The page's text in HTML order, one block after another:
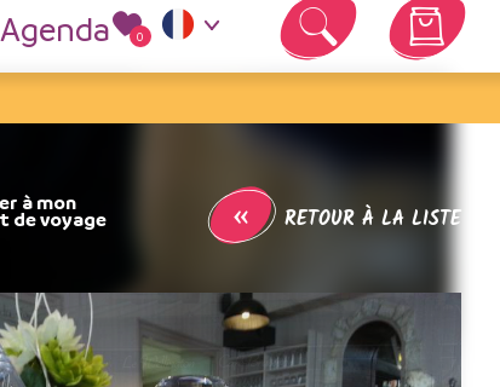
Agenda 0
Votre panier est vide
« RETOUR À LA LISTE